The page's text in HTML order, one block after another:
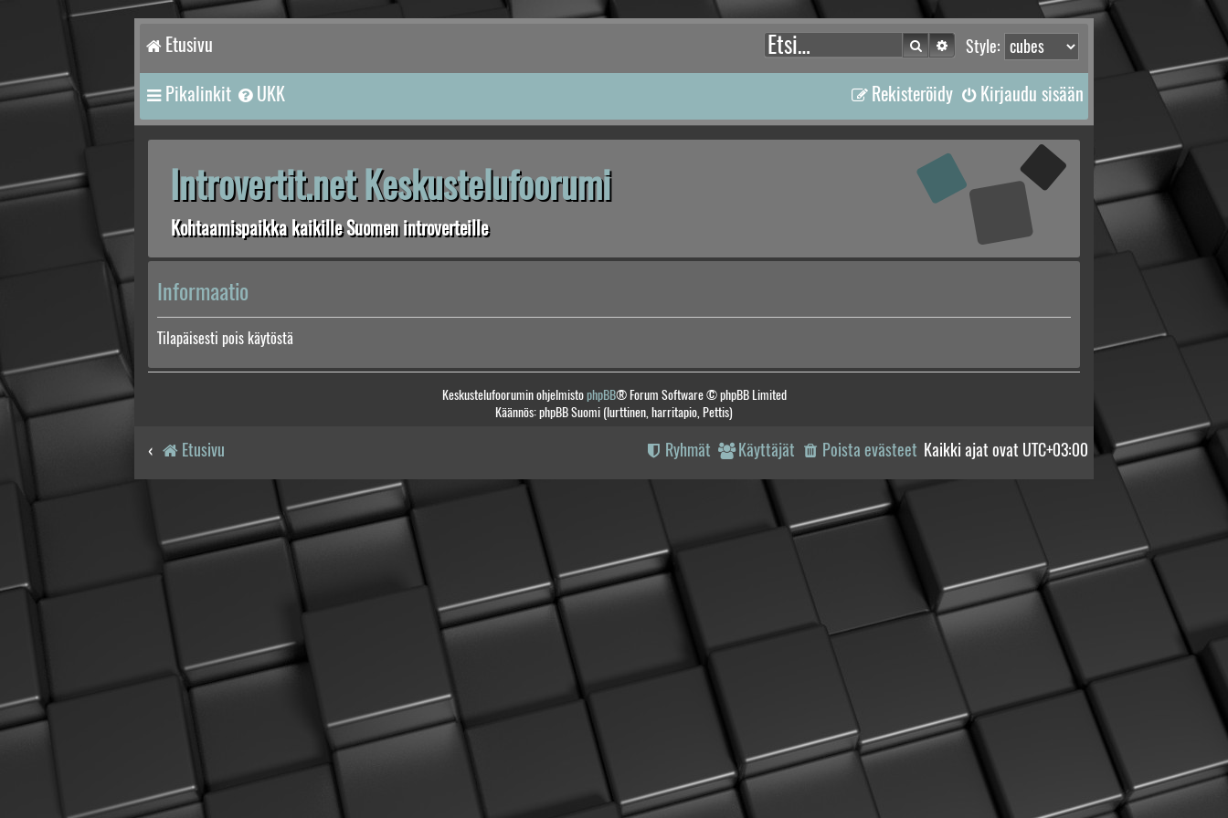
Etusivu Style:
Etsi Tarkennettu haku
Pikalinkit UKK Kirjaudu sisään
Rekisteröidy
Introvertit.net Keskustelufoorumi
Kohtaamispaikka kaikille Suomen introverteille
Informaatio
Tilapäisesti pois käytöstä
Keskustelufoorumin ohjelmistophpBB® Forum Software © phpBB Limited
Käännös: phpBB Suomi (lurttinen, harritapio, Pettis)
Etusivu Kaikki ajat ovat UTC+03:00
Poista evästeet
Käyttäjät
Ryhmät